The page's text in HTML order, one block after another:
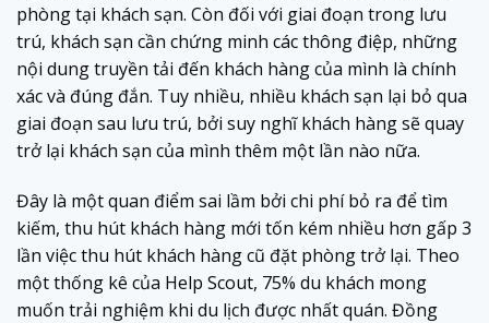
phòng tại khách sạn. Còn đối với giai đoạn trong lưu
trú, khách sạn cần chứng minh các thông điệp, những
nội dung truyền tải đến khách hàng của mình là chính
xác và đúng đắn. Tuy nhiều, nhiều khách sạn lại bỏ qua
giai đoạn sau lưu trú, bởi suy nghĩ khách hàng sẽ quay
trở lại khách sạn của mình thêm một lần nào nữa.
Đây là một quan điểm sai lầm bởi chi phí bỏ ra để tìm
kiếm, thu hút khách hàng mới tốn kém nhiều hơn gấp 3
lần việc thu hút khách hàng cũ đặt phòng trở lại. Theo
một thống kê của Help Scout, 75% du khách mong
muốn trải nghiệm khi du lịch được nhất quán. Đồng